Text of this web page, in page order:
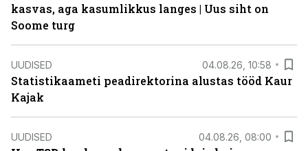
kasvas, aga kasumlikkus langes | Uus siht on
Soome turg
UUDISED 04.08.26, 10:58
Statistikaameti peadirektorina alustas tööd Kaur
Kajak
UUDISED 04.08.26, 08:00